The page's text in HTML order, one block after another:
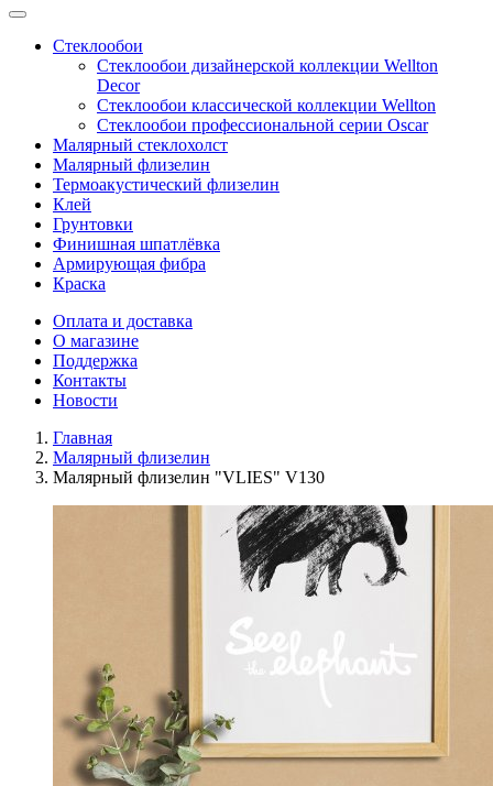
Стеклообои
Стеклообои дизайнерской коллекции Wellton
Decor
Стеклообои классической коллекции Wellton
Стеклообои профессиональной серии Oscar
Малярный стеклохолст
Малярный флизелин
Термоакустический флизелин
Клей
Грунтовки
Финишная шпатлёвка
Армирующая фибра
Краска
Оплата и доставка
О магазине
Поддержка
Контакты
Новости
Главная
Малярный флизелин
Малярный флизелин "VLIES" V130